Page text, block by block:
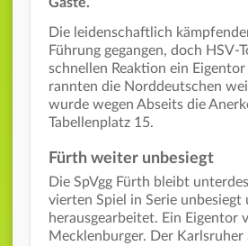
Die leidenschaftlich
Führung gegangen, doch
schnellen Reaktion ein
rannten die Norddeutschen
wurde wegen Abseits die
Tabellenplatz 15.
Fürth weiter unbesiegt
Die SpVgg Fürth bleibt
vierten Spiel in Serie unbesiegt
herausgearbeitet. Ein Eigentor
Mecklenburger. Der